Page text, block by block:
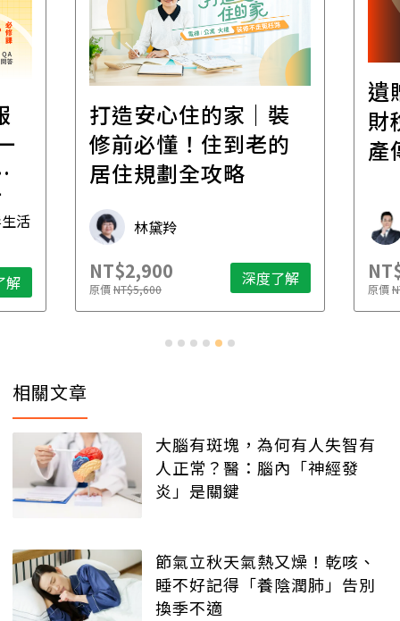
活
解
打造安心住的家｜裝
修前必懂！住到老的
居住規劃全攻略
林黛羚
NT$2,900
原價NT$5,600 深度了解
遺
財
產
原價
相關文章
大腦有斑塊，為何有人失智有
人正常？醫：腦內「神經發
炎」是關鍵
節氣立秋天氣熱又燥！乾咳、
睡不好記得「養陰潤肺」告別
換季不適